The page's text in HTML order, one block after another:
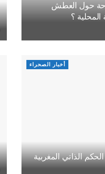
حول العطش
المحلية ؟
أخبار الصحراء
الذاتي المغربية